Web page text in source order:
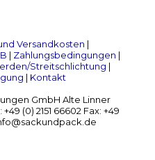
Versandkosten |
| Zahlungsbedingungen |
Streitschlichtung |
| Kontakt
GmbH Alte Linner
(0) 2151 66602 Fax: +49